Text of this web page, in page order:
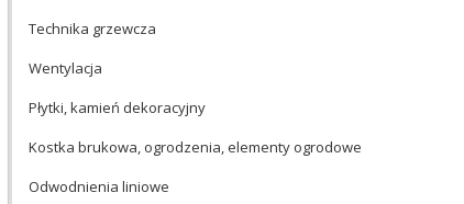
Technika grzewcza
Wentylacja
Płytki, kamień dekoracyjny
Kostka brukowa, ogrodzenia, elementy ogrodowe
Odwodnienia liniowe